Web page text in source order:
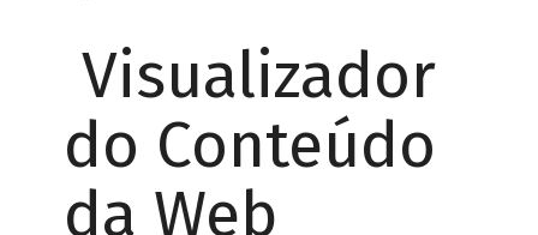
Visualizador
do Conteúdo
da Web